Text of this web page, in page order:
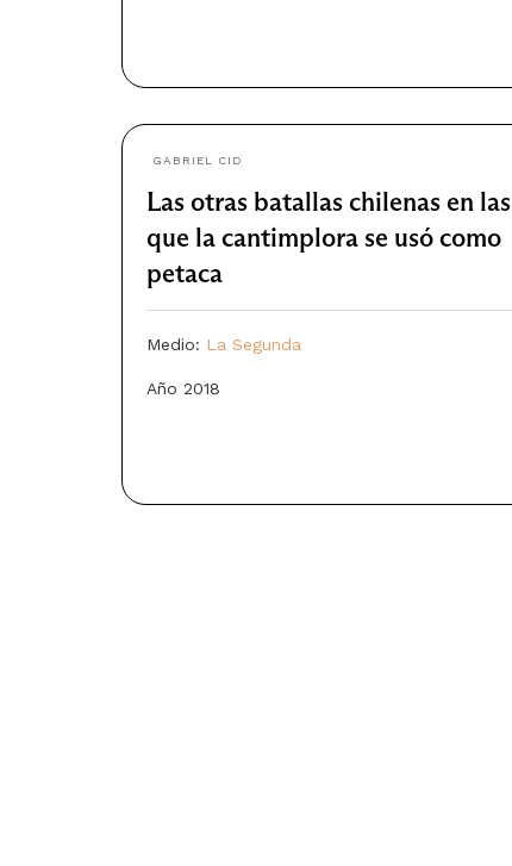
GABRIEL CID
Las otras batallas chilenas en las
que la cantimplora se usó como
petaca
Medio: La Segunda
Año 2018